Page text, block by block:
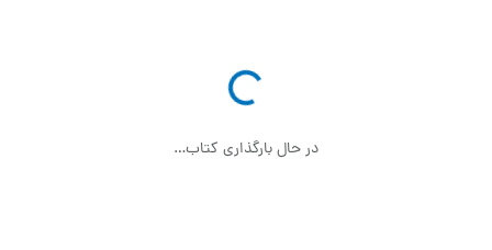
در حال بارگذاری کتاب…